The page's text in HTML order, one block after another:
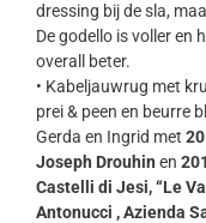
dressing bij de sla,
De godello is voller en
overall beter.
• Kabeljauwrug met
prei & peen en beurre
Gerda en Ingrid met
Joseph Drouhin en
Castelli di Jesi, “Le
Antonucci , Azienda